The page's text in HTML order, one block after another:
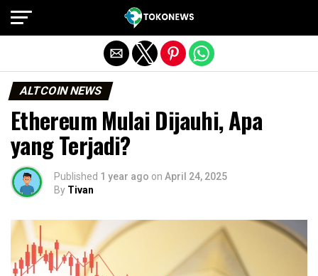
ALTCOIN NEWS
Ethereum Mulai Dijauhi, Apa
yang Terjadi?
Published 1 year ago on April 24, 2025
By Tivan
Exit mobile version